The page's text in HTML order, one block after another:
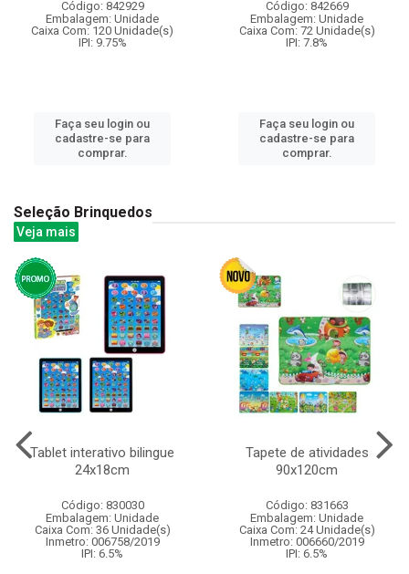
Código: 842929
Embalagem: Unidade
Caixa Com: 120 Unidade(s)
IPI: 9.75%
Faça seu login ou
cadastre-se para
comprar.
Código: 842669
Embalagem: Unidade
Caixa Com: 72 Unidade(s)
IPI: 7.8%
Faça seu login ou
cadastre-se para
comprar.
Seleção Brinquedos
Veja mais
Tablet interativo bilingue
24x18cm
Código: 830030
Embalagem: Unidade
Caixa Com: 36 Unidade(s)
Inmetro: 006758/2019
IPI: 6.5%
Tapete de atividades
90x120cm
Código: 831663
Embalagem: Unidade
Caixa Com: 24 Unidade(s)
Inmetro: 006660/2019
IPI: 6.5%